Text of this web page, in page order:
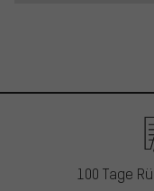
100 Tage